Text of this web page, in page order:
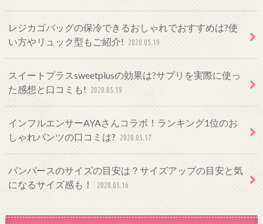
レジカゴバッグの保冷できるおしゃれでおすすめは?使
い方やリュック型もご紹介! 2020.05.19
スイートプラスsweetplusの効果は?サプリを実際に使っ
た感想と口コミも! 2020.05.19
インフルエンサーAYAさんコラボ！ランキング1位のお
しゃれパンツの口コミは? 2020.05.17
パンパースのサイズの目安は？サイズアップの目安と気
になるサイズ感も！
2020.05.16